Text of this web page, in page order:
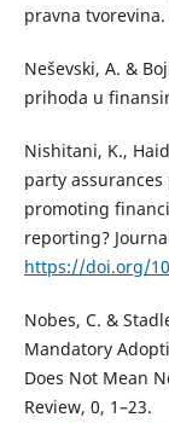
pravna
Neševski, A. &
prihoda u
Nishitani, K.,
party
promoting
reporting?
https://doi.org/
Nobes, C. &
Mandatory
Does Not Mean
Review, 0, 1–23.